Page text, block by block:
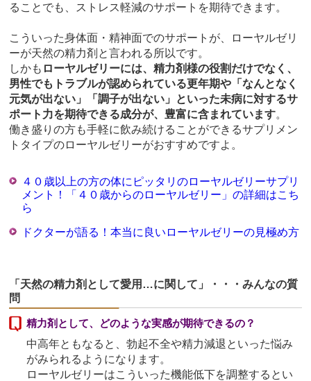
ることでも、ストレス軽減のサポートを期待できます。
こういった身体面・精神面でのサポートが、ローヤルゼリ
ーが天然の精力剤と言われる所以です。
しかも ローヤルゼリーには、精力剤様の役割だけでなく、
男性でもトラブルが認められている更年期や「なんとなく
元気が出ない」「調子が出ない」といった未病に対するサ
ポート力を期待できる成分が、豊富に含まれています。
働き盛りの方も手軽に飲み続けることができるサプリメン
トタイプのローヤルゼリーがおすすめですよ。
４０歳以上の方の体にピッタリのローヤルゼリーサプリ
メント！「４０歳からのローヤルゼリー」の詳細はこち
ら
ドクターが語る！本当に良いローヤルゼリーの見極め方
「天然の精力剤として愛用…に関して」・・・みんなの質
問
精力剤として、どのような実感が期待できるの？
中高年ともなると、勃起不全や精力減退といった悩み
がみられるようになります。
ローヤルゼリーはこういった機能低下を調整するとい